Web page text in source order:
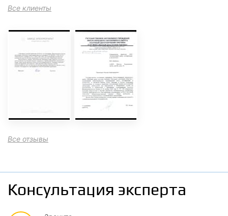
Все клиенты
Все отзывы
Консультация эксперта